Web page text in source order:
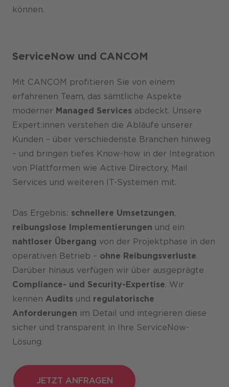
können.
ServiceNow und CANCOM
Mit CANCOM profitieren Sie von einem
erfahrenen Team, das sämtliche Aspekte
moderner Managed Services abdeckt. Unsere
Expert:innen verstehen die Abläufe unserer
Kunden – über verschiedenste Branchen hinweg
– und bringen tiefes Know-how in der Integration
von Plattformen wie Active Directory, Mail
Services und weiteren IT-Systemen mit.
Das Ergebnis: schnellere Umsetzungen,
reibungslose Implementierungen und ein
nahtloser Übergang von der Projektphase in den
operativen Betrieb – ohne Reibungsverluste.
Darüber hinaus verfügen wir über ausgeprägte
Compliance- und Security-Expertise. Wir
kennen Audits und regulatorische
Anforderungen im Detail und integrieren diese
sicher und transparent in Ihre ServiceNow-
Lösung.
JETZT ANFRAGEN
JETZT ANFRAGEN